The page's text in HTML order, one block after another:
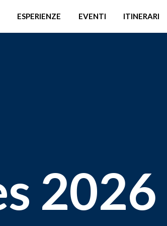
ESPERIENZE EVENTI ITINERARI
2026